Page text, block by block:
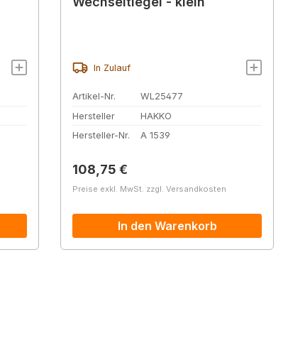
In Zulauf
Artikel-Nr.
WL25477
Hersteller
HAKKO
Hersteller-Nr.
A 1539
Regulärer Preis:
108,75 €
Preise exkl. MwSt. zzgl. Versandkosten
In den Warenkorb